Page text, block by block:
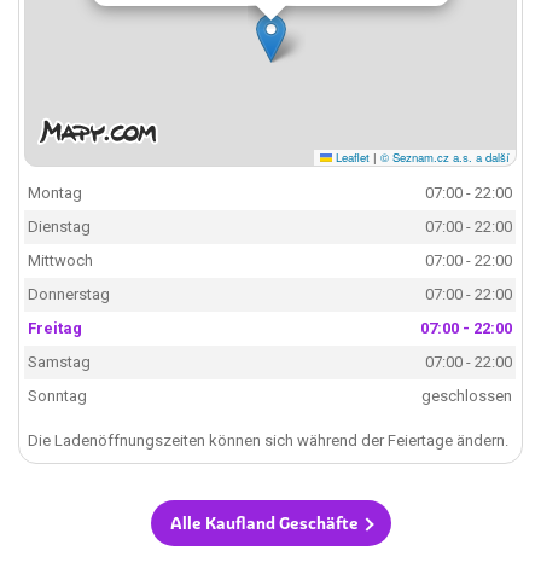
Leaflet | © Seznam.cz a.s. a další
Montag
07:00 - 22:00
Dienstag
07:00 - 22:00
Mittwoch
07:00 - 22:00
Donnerstag
07:00 - 22:00
Freitag
07:00 - 22:00
Samstag
07:00 - 22:00
Sonntag
geschlossen
Die Ladenöffnungszeiten können sich während der Feiertage ändern.
Alle Kaufland Geschäfte